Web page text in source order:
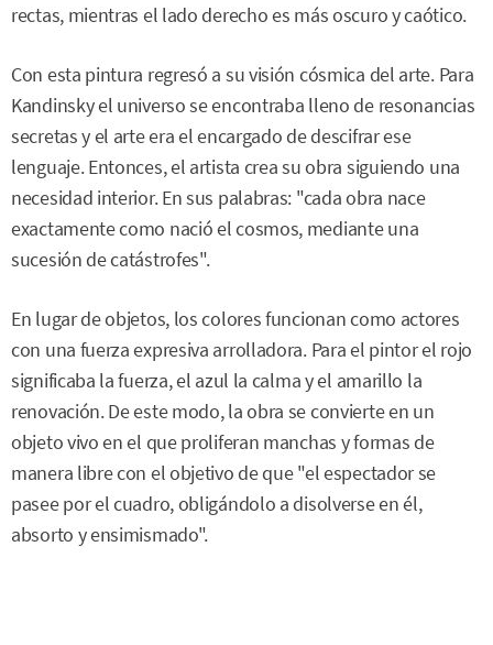
rectas, mientras el lado derecho es más oscuro y caótico.
Con esta pintura regresó a su visión cósmica del arte. Para
Kandinsky el universo se encontraba lleno de resonancias
secretas y el arte era el encargado de descifrar ese
lenguaje. Entonces, el artista crea su obra siguiendo una
necesidad interior. En sus palabras: "cada obra nace
exactamente como nació el cosmos, mediante una
sucesión de catástrofes".
En lugar de objetos, los colores funcionan como actores
con una fuerza expresiva arrolladora. Para el pintor el rojo
significaba la fuerza, el azul la calma y el amarillo la
renovación. De este modo, la obra se convierte en un
objeto vivo en el que proliferan manchas y formas de
manera libre con el objetivo de que "el espectador se
pasee por el cuadro, obligándolo a disolverse en él,
absorto y ensimismado".